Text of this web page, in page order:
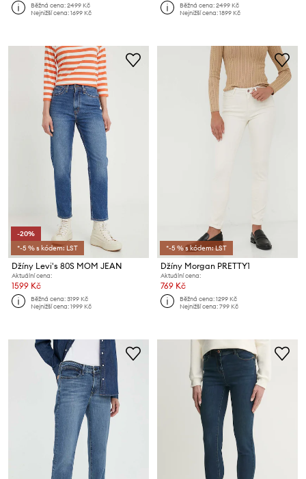
Běžná cena:2499 Kč
Nejnižší cena:1699 Kč
Běžná cena:2499 Kč
Nejnižší cena:1899 Kč
-20%
*-5 % s kódem: LST
Džíny Levi's 80S MOM JEAN
Aktuální cena:
1599 Kč
Běžná cena:3199 Kč
Nejnižší cena:1999 Kč
*-5 % s kódem: LST
Džíny Morgan PRETTY1
Aktuální cena:
769 Kč
Běžná cena:1299 Kč
Nejnižší cena:799 Kč